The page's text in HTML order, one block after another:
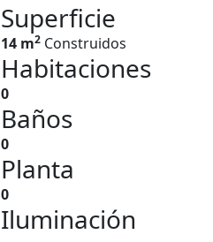
Superficie
14 m2 Construidos
Habitaciones
0
Baños
0
Planta
0
Iluminación